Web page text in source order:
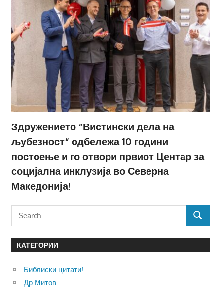
Здружението “Вистински дела на
љубезност“ одбележа 10 години
постоење и го отвори првиот Центар за
социјална инклузија во Северна
Македонија!
SEARCH
КАТЕГОРИИ
Библиски цитати!
Др.Митов